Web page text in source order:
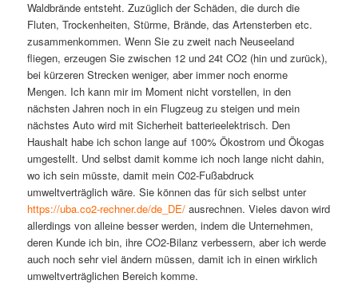
Waldbrände entsteht. Zuzüglich der Schäden, die durch die
Fluten, Trockenheiten, Stürme, Brände, das Artensterben etc.
zusammenkommen. Wenn Sie zu zweit nach Neuseeland
fliegen, erzeugen Sie zwischen 12 und 24t CO2 (hin und zurück),
bei kürzeren Strecken weniger, aber immer noch enorme
Mengen. Ich kann mir im Moment nicht vorstellen, in den
nächsten Jahren noch in ein Flugzeug zu steigen und mein
nächstes Auto wird mit Sicherheit batterieelektrisch. Den
Haushalt habe ich schon lange auf 100% Ökostrom und Ökogas
umgestellt. Und selbst damit komme ich noch lange nicht dahin,
wo ich sein müsste, damit mein C02-Fußabdruck
umweltverträglich wäre. Sie können das für sich selbst unter
https://uba.co2-rechner.de/de_DE/ ausrechnen. Vieles davon wird
allerdings von alleine besser werden, indem die Unternehmen,
deren Kunde ich bin, ihre CO2-Bilanz verbessern, aber ich werde
auch noch sehr viel ändern müssen, damit ich in einen wirklich
umweltverträglichen Bereich komme.